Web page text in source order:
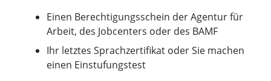
Einen Berechtigungsschein der Agentur für
Arbeit, des Jobcenters oder des BAMF
Ihr letztes Sprachzertifikat oder Sie machen
einen Einstufungstest